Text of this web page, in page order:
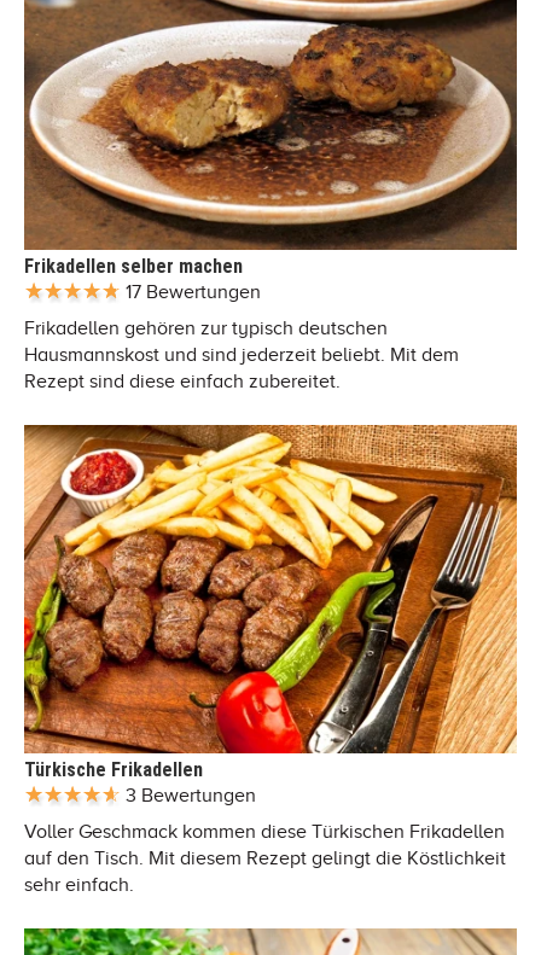
Frikadellen selber machen
17 Bewertungen
Frikadellen gehören zur typisch deutschen
Hausmannskost und sind jederzeit beliebt. Mit dem
Rezept sind diese einfach zubereitet.
Türkische Frikadellen
3 Bewertungen
Voller Geschmack kommen diese Türkischen Frikadellen
auf den Tisch. Mit diesem Rezept gelingt die Köstlichkeit
sehr einfach.